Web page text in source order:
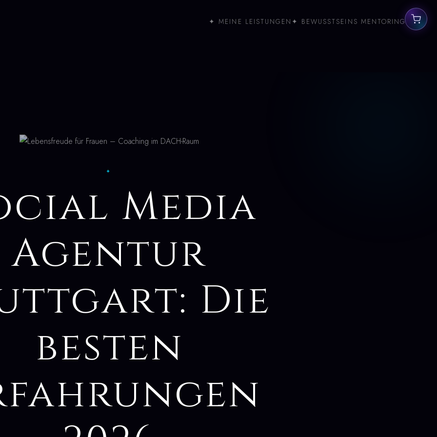
✦ MEINE LEISTUNGEN ✦ BEWUSSTSEINS MENTORING
✦
Media
Agentur
Die
besten